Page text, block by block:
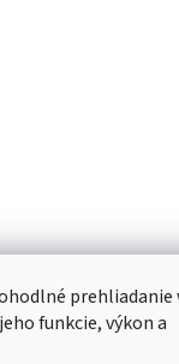
prehliadanie
funkcie, výkon a